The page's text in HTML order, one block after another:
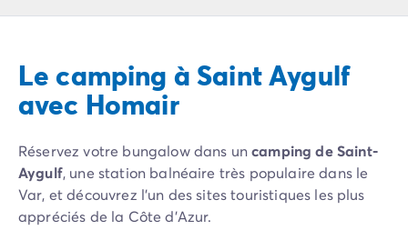
Camping Hendaye
Camping Bretagne
Camping Côtes d'Armor
Camping Ille-et-Vilaine
Camping Saint-Malo
Camping Morbihan
Camping Vannes
Le camping à Saint Aygulf
avec Homair
Réservez votre bungalow dans uncamping de Saint-
Aygulf, une station balnéaire très populaire dans le
Var, et découvrez l'un des sites touristiques les plus
appréciés de la Côte d'Azur.